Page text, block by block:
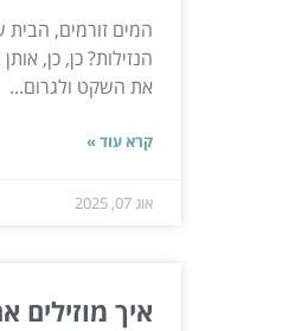
המים זורמים,
הנזילות? כן, כן,
את השקט ולגרום...
קרא עוד »
אוג 07, 2025
איך מוזילים